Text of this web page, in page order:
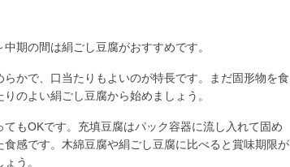
期の間は絹ごし豆腐がおすすめです。
かで、口当たりもよいのが特長です。まだ固形物を食
のよい絹ごし豆腐から始めましょう。
もOKです。充填豆腐はパック容器に流し入れて固め
感です。木綿豆腐や絹ごし豆腐に比べると賞味期限が
う。